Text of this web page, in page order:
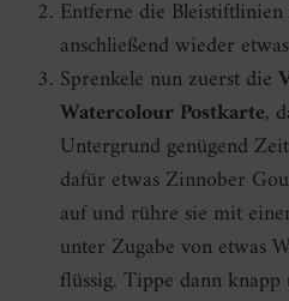
Entferne die
anschließend wieder
Sprenkele nun zuerst die
Watercolour Postkarte,
Untergrund genügend
dafür etwas Zinnober
auf und rühre sie mit
unter Zugabe von etwas
flüssig. Tippe dann